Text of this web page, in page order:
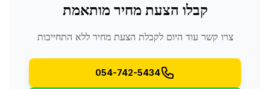
קבלו הצעת מחיר מותאמת
צרו קשר עוד היום לקבלת הצעת מחיר ללא התחייבות
054-742-5434